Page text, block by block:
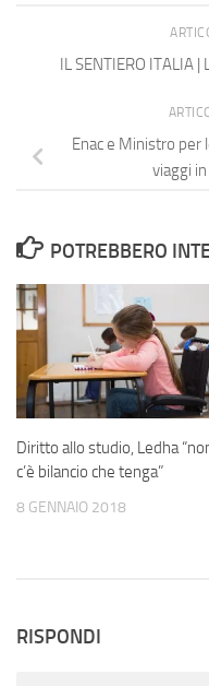
IL SENTIERO ITALIA
Enac e Ministro per
viaggi
POTREBBERO
Diritto allo studio, Ledha
c’è bilancio che tenga”
8 GENNAIO 2018
RISPONDI